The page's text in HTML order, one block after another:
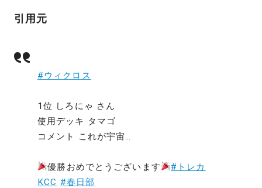
引用元
#ウィクロス
1位 しろにゃ さん
使用デッキ タマゴ
コメント これが宇宙…
優勝おめでとうございます
#トレカ
KCC #春日部